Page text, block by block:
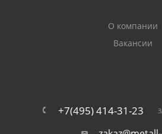
О компании
Вакансии
+7(495) 414-31-23